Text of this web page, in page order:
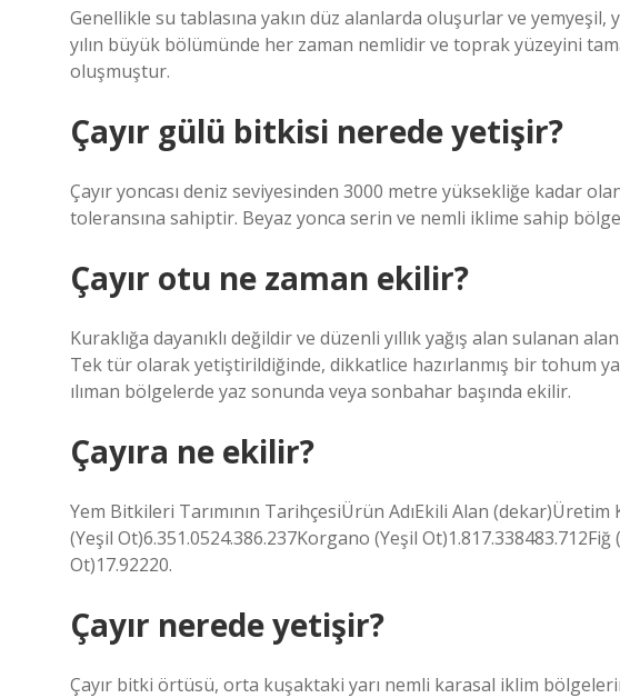
Genellikle su tablasına yakın düz alanlarda oluşurlar ve
yılın büyük bölümünde her zaman nemlidir ve toprak yüzeyini
oluşmuştur.
Çayır gülü bitkisi nerede yetişir?
Çayır yoncası deniz seviyesinden 3000 metre yüksekliğe kadar
toleransına sahiptir. Beyaz yonca serin ve nemli iklime sahip
Çayır otu ne zaman ekilir?
Kuraklığa dayanıklı değildir ve düzenli yıllık yağış alan sulanan
Tek tür olarak yetiştirildiğinde, dikkatlice hazırlanmış bir tohum
ılıman bölgelerde yaz sonunda veya sonbahar başında ekilir.
Çayıra ne ekilir?
Yem Bitkileri Tarımının TarihçesiÜrün AdıEkili Alan
(Yeşil Ot)6.351.0524.386.237Korgano (Yeşil
Ot)17.92220.
Çayır nerede yetişir?
Çayır bitki örtüsü, orta kuşaktaki yarı nemli karasal iklim